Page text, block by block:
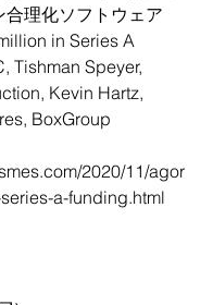
合理化ソフトウェア
in Series A
Tishman Speyer,
Kevin Hartz,
BoxGroup
2020/11/agor
a-funding.html